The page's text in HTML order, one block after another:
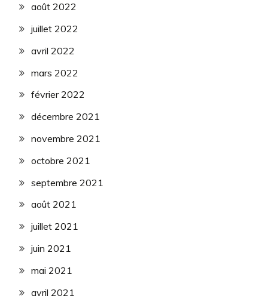
août 2022
juillet 2022
avril 2022
mars 2022
février 2022
décembre 2021
novembre 2021
octobre 2021
septembre 2021
août 2021
juillet 2021
juin 2021
mai 2021
avril 2021